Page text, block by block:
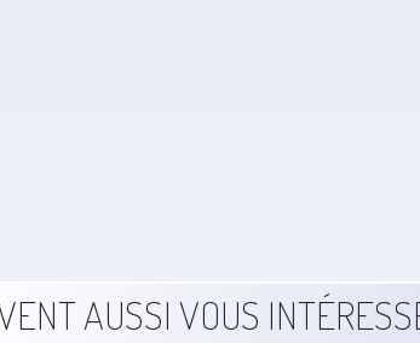
AUSSI VOUS